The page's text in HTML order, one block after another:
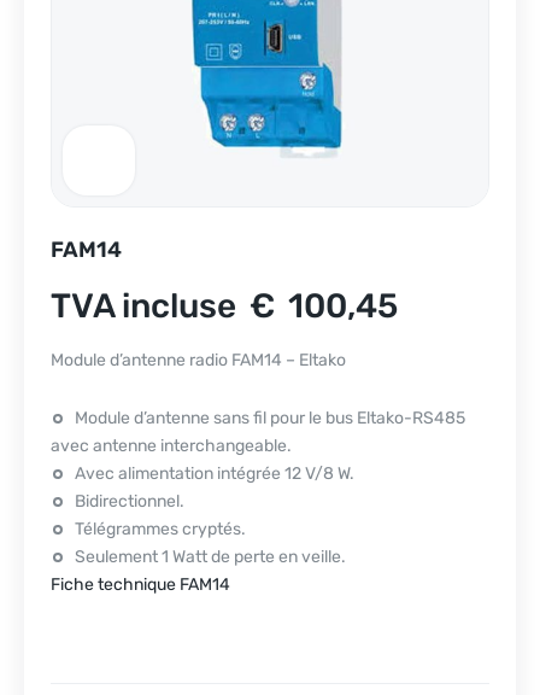
FAM14
€ 100,45
TVA incluse
Module d’antenne radio FAM14 – Eltako
Module d’antenne sans fil pour le bus Eltako-RS485
avec antenne interchangeable.
Avec alimentation intégrée 12 V/8 W.
Bidirectionnel.
Télégrammes cryptés.
Seulement 1 Watt de perte en veille.
Fiche technique FAM14